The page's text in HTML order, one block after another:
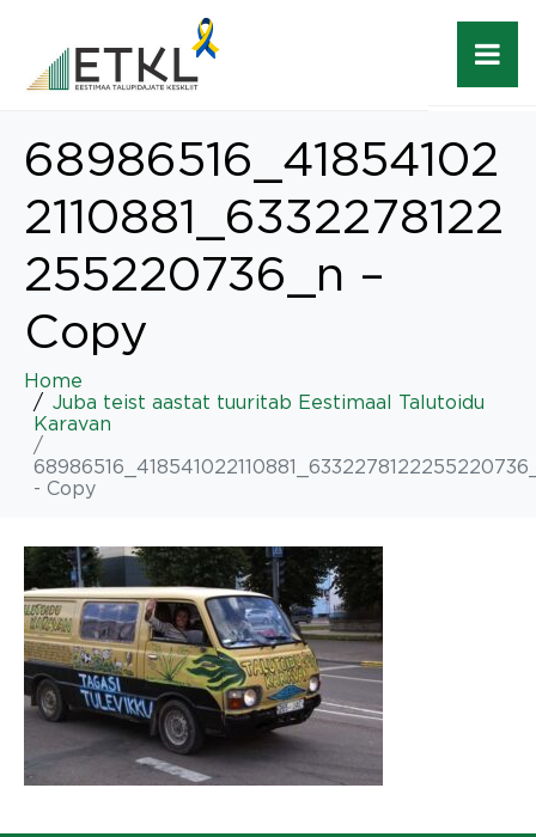
68986516_41854102
2110881_6332278122
255220736_n –
Copy
Home
Juba teist aastat tuuritab Eestimaal Talutoidu
Karavan
- Copy